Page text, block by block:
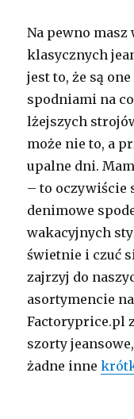
Na pewno masz
klasycznych
jest to, że są
spodniami na
lżejszych
może nie to, a
upalne dni.
– to oczywiście
denimowe
wakacyjnych
świetnie i czuć
zajrzyj do
asortymencie
Factoryprice.pl
szorty
żadne inne